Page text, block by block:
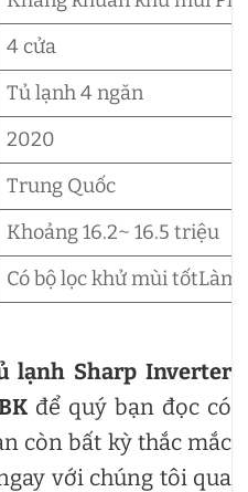
4 cửa
Tủ lạnh 4 ngăn
2020
Trung Quốc
Khoảng 16.2~ 16.5 triệu
Có bộ lọc khử mùi
lạnh Sharp Inverter
để quý bạn đọc có
còn bất kỳ thắc mắc
với chúng tôi qua